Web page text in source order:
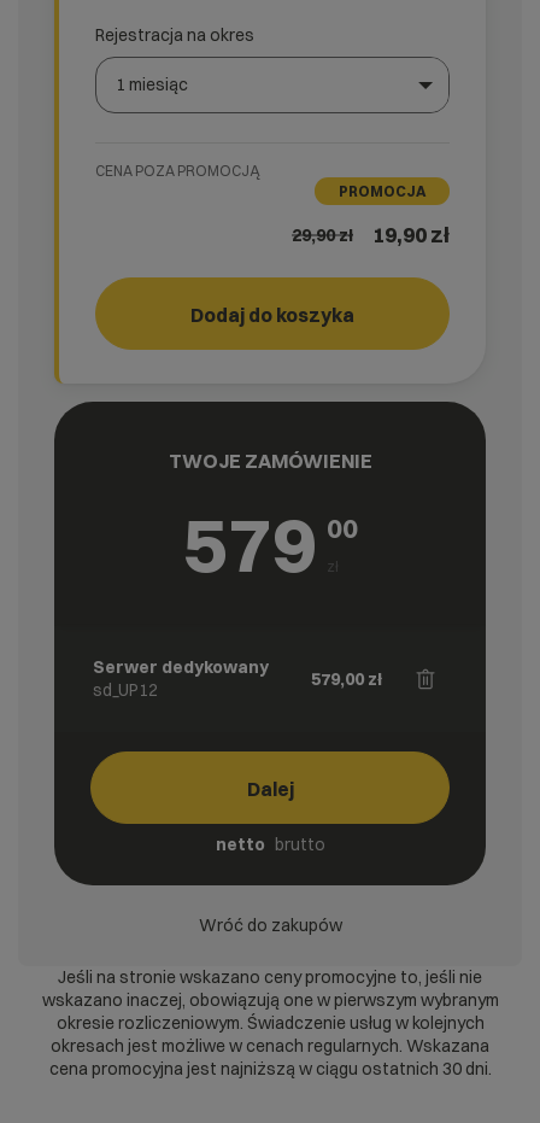
Rejestracja na okres
1 miesiąc
CENA POZA PROMOCJĄ
PROMOCJA
29,90zł 19,90 zł
Dodaj do koszyka Storage
TWOJE ZAMÓWIENIE
579 00
zł
Serwer dedykowany
sd_UP12
579,00 zł
Dalej
netto brutto
Wróć do zakupów
Jeśli na stronie wskazano ceny promocyjne to, jeśli nie
wskazano inaczej, obowiązują one w pierwszym wybranym
okresie rozliczeniowym. Świadczenie usług w kolejnych
okresach jest możliwe w cenach regularnych. Wskazana
cena promocyjna jest najniższą w ciągu ostatnich 30 dni.